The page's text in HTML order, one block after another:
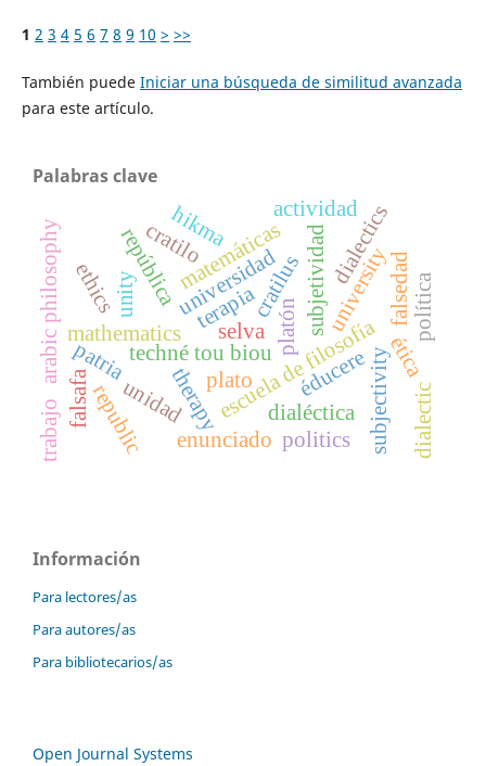
1 2 3 4 5 6 7 8 9 10 > >>
También puede Iniciar una búsqueda de similitud avanzada
para este artículo.
Palabras clave
universidad
escuela de filosofía
techné tou biou
terapia
éducere
subjetividaduniversity
therapy subjectivity
platón
repúblicamatemáticas
dialéctica
unidad plato
republic
mathematics
dialectics
unity
ética
política
ethics
politics
patria
selva
falsafa
hikma
arabic philosophy cratilo
enunciado
falsedad
cratilus
trabajo
actividad
dialectic
Información
Para lectores/as
Para autores/as
Para bibliotecarios/as
Open Journal Systems